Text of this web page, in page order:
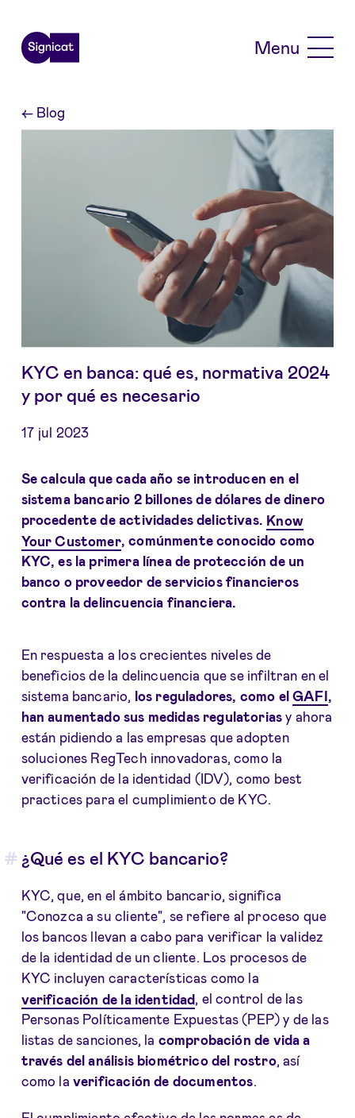
Menu
←Blog
17 jul 2023
KYC en banca: qué es, normativa 2024
y por qué es necesario
Se calcula que cada año se introducen en el
sistema bancario 2 billones de dólares de dinero
procedente de actividades delictivas. Know
Your Customer, comúnmente conocido como
KYC, es la primera línea de protección de un
banco o proveedor de servicios financieros
contra la delincuencia financiera.
En respuesta a los crecientes niveles de
beneficios de la delincuencia que se infiltran en el
sistema bancario, los reguladores, como elGAFI,
han aumentado sus medidas regulatorias y ahora
están pidiendo a las empresas que adopten
soluciones RegTech innovadoras, como la
verificación de la identidad (IDV), como best
practices para el cumplimiento de KYC.
¿Qué es el KYC bancario?
KYC, que, en el ámbito bancario, significa
"Conozca a su cliente", se refiere al proceso que
los bancos llevan a cabo para verificar la validez
de la identidad de un cliente. Los procesos de
KYC incluyen características como la
verificación de la identidad, el control de las
Personas Políticamente Expuestas (PEP) y de las
listas de sanciones, la comprobación de vida a
través del análisis biométrico del rostro, así
como la verificación de documentos.